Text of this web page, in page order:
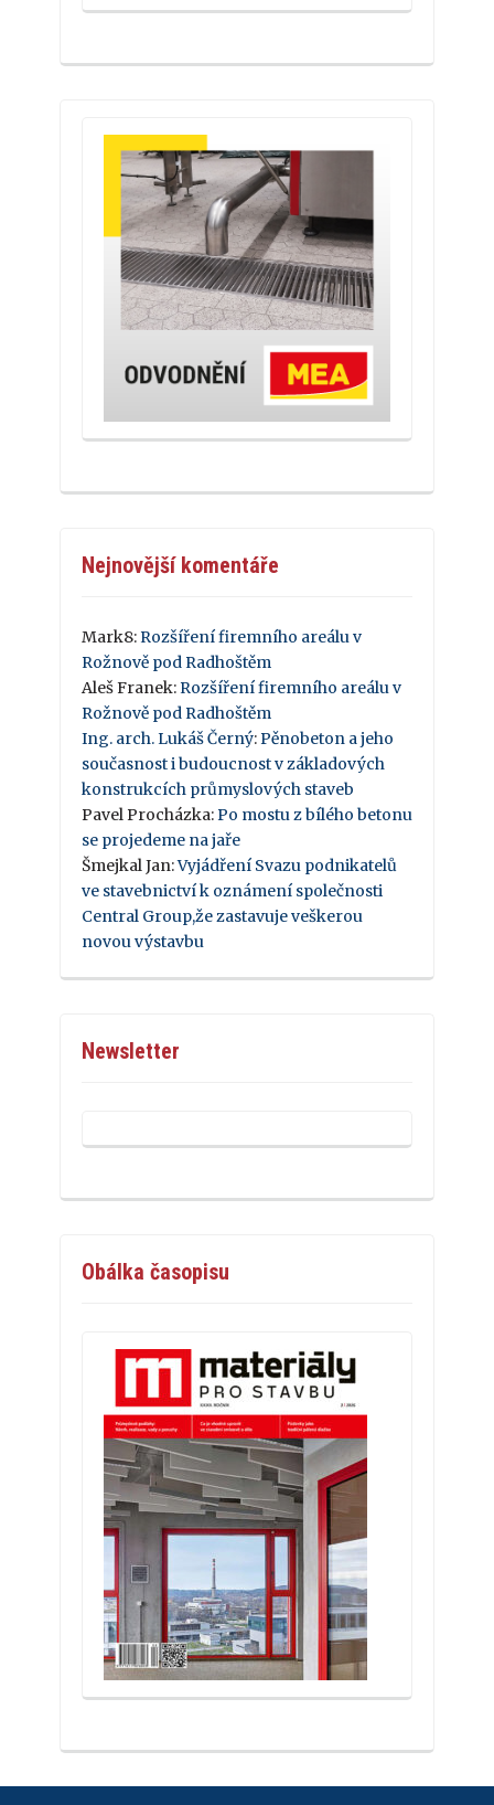
Nejnovější komentáře
Mark8: Rozšíření firemního areálu v
Rožnově pod Radhoštěm
Aleš Franek: Rozšíření firemního areálu v
Rožnově pod Radhoštěm
Ing. arch. Lukáš Černý: Pěnobeton a jeho
současnost i budoucnost v základových
konstrukcích průmyslových staveb
Pavel Procházka: Po mostu z bílého betonu
se projedeme na jaře
Šmejkal Jan:Vyjádření Svazu podnikatelů
ve stavebnictví k oznámení společnosti
Central Group,že zastavuje veškerou
novou výstavbu
Newsletter
Obálka časopisu